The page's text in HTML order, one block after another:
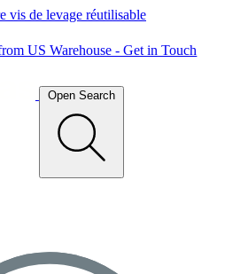
vis de levage réutilisable
US Warehouse - Get in Touch
Open Search